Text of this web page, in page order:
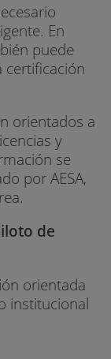
En
puede
certificación
orientados a
y
se
por AESA,
de
orientada
institucional